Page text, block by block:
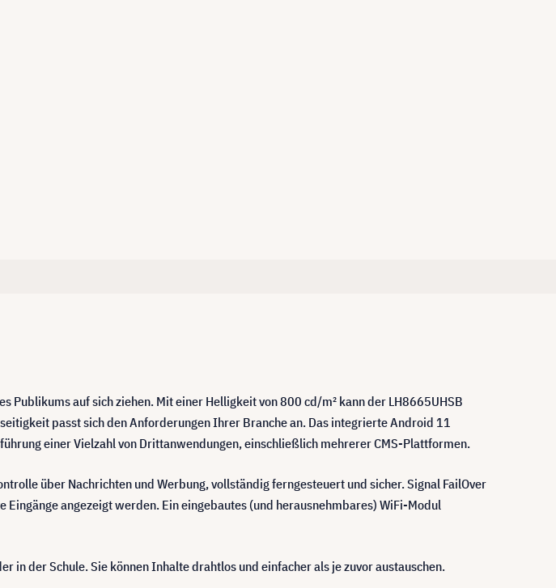
auf sich ziehen. Mit einer Helligkeit von 800 cd/m² kann der LH8665UHSB
passt sich den Anforderungen Ihrer Branche an. Das integrierte Android 11
einer Vielzahl von Drittanwendungen, einschließlich mehrerer CMS-Plattformen.
über Nachrichten und Werbung, vollständig ferngesteuert und sicher. Signal FailOver
angezeigt werden. Ein eingebautes (und herausnehmbares) WiFi-Modul
der Schule. Sie können Inhalte drahtlos und einfacher als je zuvor austauschen.